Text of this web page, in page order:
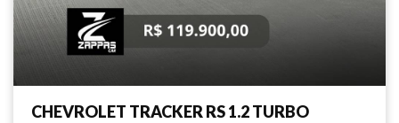
CHEVROLET TRACKER RS 1.2 TURBO